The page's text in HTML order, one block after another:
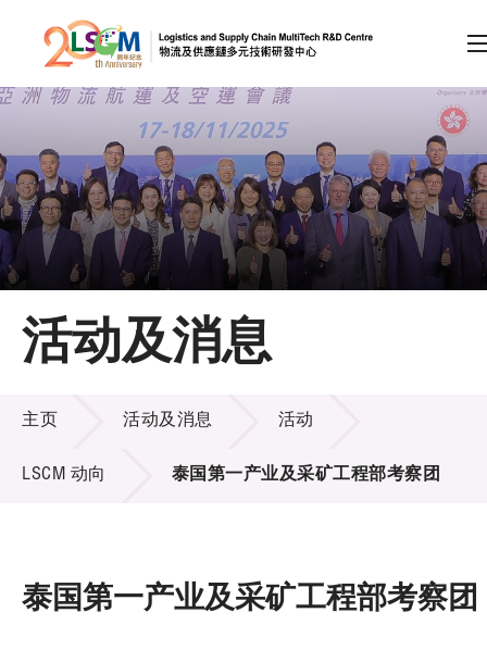
跳到内容（按回车键）
会员登录
A A EN 繁 简
主页
关于LSCM
技术商品化
项目及资助计划
活动及消息
活动及消息
活动及消息
主页 活动及消息 活动
LSCM 动向 泰国第一产业及采矿工程部考察团
泰国第一产业及采矿工程部考察团